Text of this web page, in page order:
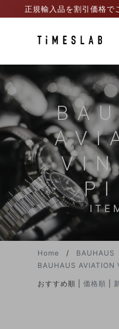
正規輸入品を割引価格で
Home
BAUHAUS
BAUHAUS AVIATION
おすすめ順 | 価格順